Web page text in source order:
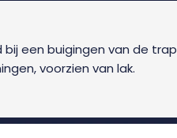
bij een buigingen van de
voorzien van lak.